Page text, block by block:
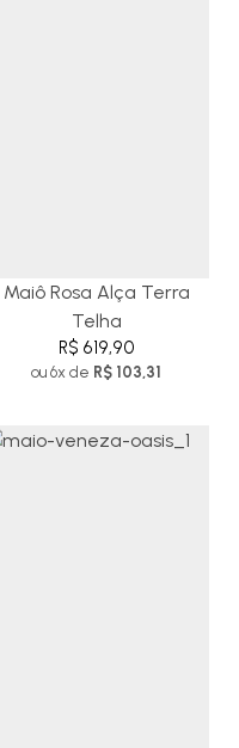
Maiô Rosa Alça Terra
Telha
R$ 619,90
ou 6x de R$ 103,31